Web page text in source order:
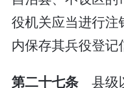
役机关应当进行注
内保存其兵役登记
第二十七条县级